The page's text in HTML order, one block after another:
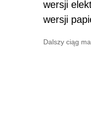
wersji
wersji
Dalszy ciąg